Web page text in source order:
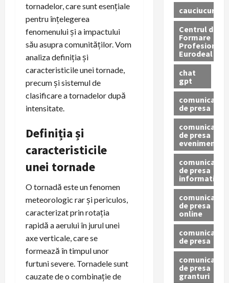
tornadelor, care sunt esențiale
pentru înțelegerea
fenomenului și a impactului
său asupra comunităților. Vom
analiza definiția și
caracteristicile unei tornade,
precum și sistemul de
clasificare a tornadelor după
intensitate.
Definiția și
caracteristicile
unei tornade
O tornadă este un fenomen
meteorologic rar și periculos,
caracterizat prin rotația
rapidă a aerului în jurul unei
axe verticale, care se
formează în timpul unor
furtuni severe. Tornadele sunt
cauzate de o combinație de
cauciucuri
Centrul de
Formare
Profesionala
Eurodeal
chat
gpt
comunicat
de presa
comunicat
de presa
eveniment
comunicat
de presa
informativ
comunicat
de presa
online
comunicate
de presa
comunicate
de presa
granturi